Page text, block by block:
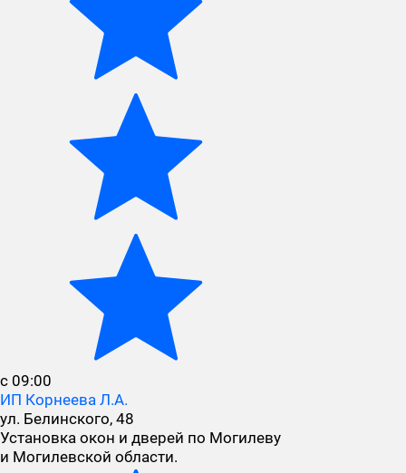
с 09:00
ИП Корнеева Л.А.
ул. Белинского, 48
Установка окон и дверей по Могилеву
и Могилевской области.